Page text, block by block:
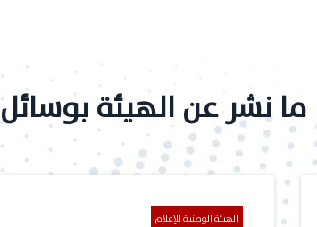
ما نشر عن الهيئة بوسائل
الهيئة الوطنية للإعلام